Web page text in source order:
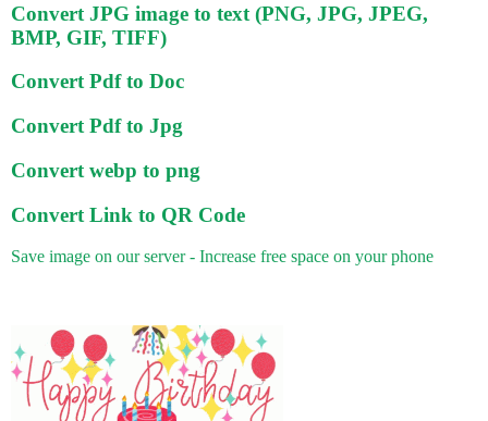
Convert JPG image to text (PNG, JPG, JPEG,
BMP, GIF, TIFF)
Convert Pdf to Doc
Convert Pdf to Jpg
Convert webp to png
Convert Link to QR Code
Save image on our server - Increase free space on your phone